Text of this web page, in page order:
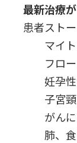
最新治療
患者スト
マイ
フロ
妊孕
子宮
がん
肺、